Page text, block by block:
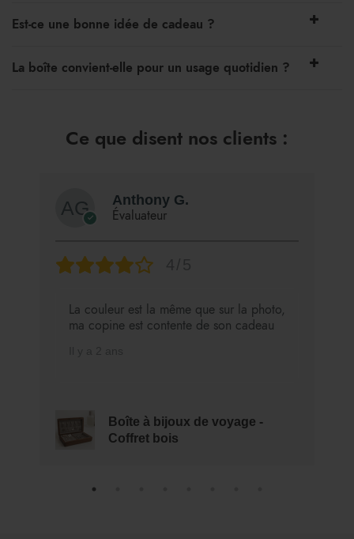
Est-ce une bonne idée de cadeau ?
La boîte convient-elle pour un usage quotidien ?
Ce que disent nos clients :
Anthony G.
Évaluateur
La couleur est la même que sur la photo,
ma copine est contente de son cadeau
Boîte à bijoux de voyage -
Coffret bois